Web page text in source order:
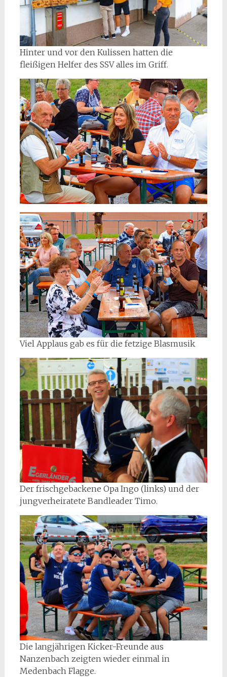
Hinter und vor den Kulissen hatten die
fleißigen Helfer des SSV alles im Griff.
Viel Applaus gab es für die fetzige Blasmusik
Der frischgebackene Opa Ingo (links) und der
jungverheiratete Bandleader Timo.
Die langjährigen Kicker-Freunde aus
Nanzenbach zeigten wieder einmal in
Medenbach Flagge.